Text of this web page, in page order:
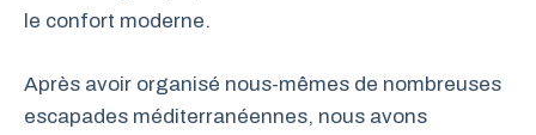
le confort moderne.
Après avoir organisé nous-mêmes de nombreuses
escapades méditerranéennes, nous avons